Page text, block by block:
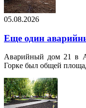
05.08.2026
Еще один
Аварийный дом 21 в
Горке был общей